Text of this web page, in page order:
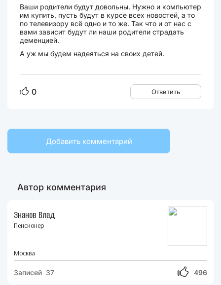
Ваши родители будут довольны. Нужно и компьютер
им купить, пусть будут в курсе всех новостей, а то
по телевизору всё одно и то же. Так что и от нас с
вами зависит будут ли наши родители страдать
деменцией.
А уж мы будем надеяться на своих детей.
0 Ответить
Добавить комментарий
Автор комментария
Знанов Влад
Пенсионер
Москва
496
Записей 37